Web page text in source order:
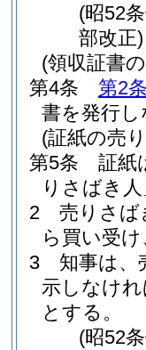
(昭52
部改正)
(領収証書
第4条
第2
書を発行
(証紙の売
第5条
証紙
りさばき
2
売りさば
ら買い受
3
知事は、
示しなけ
とする。
(昭52